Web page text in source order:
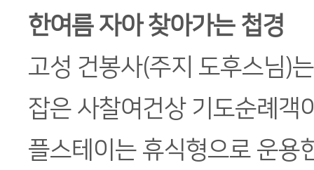
한여름 자아 찾아가는 첩경
고성 건봉사(주지 도후스님)
잡은 사찰여건상 기도순례객
플스테이는 휴식형으로 운용